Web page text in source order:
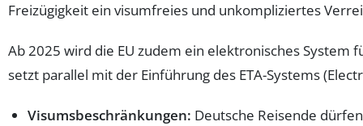
Freizügigkeit ein visumfreies und unkompliziertes
Ab 2025 wird die EU zudem ein elektronisches System
setzt parallel mit der Einführung des ETA-Systems
Visumsbeschränkungen: Deutsche Reisende